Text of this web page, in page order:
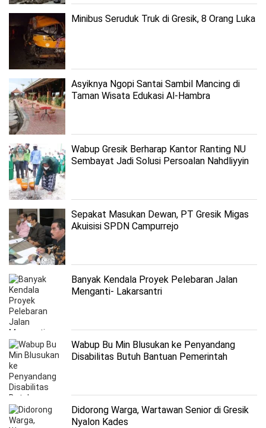
Minibus Seruduk Truk di Gresik, 8 Orang Luka
Asyiknya Ngopi Santai Sambil Mancing di
Taman Wisata Edukasi Al-Hambra
Wabup Gresik Berharap Kantor Ranting NU
Sembayat Jadi Solusi Persoalan Nahdliyyin
Sepakat Masukan Dewan, PT Gresik Migas
Akuisisi SPDN Campurrejo
Banyak Kendala Proyek Pelebaran Jalan
Menganti- Lakarsantri
Wabup Bu Min Blusukan ke Penyandang
Disabilitas Butuh Bantuan Pemerintah
Didorong Warga, Wartawan Senior di Gresik
Nyalon Kades